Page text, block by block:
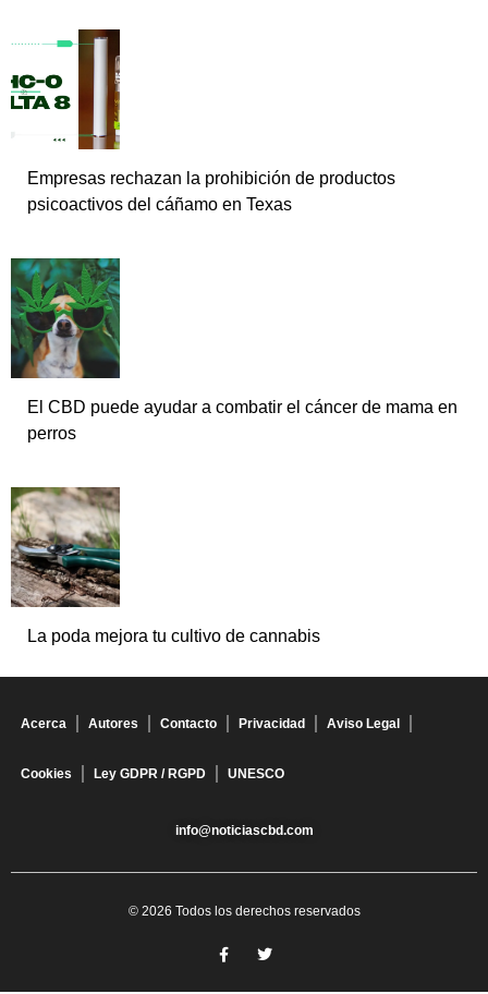
Empresas rechazan la prohibición de productos
psicoactivos del cáñamo en Texas
El CBD puede ayudar a combatir el cáncer de mama en
perros
La poda mejora tu cultivo de cannabis
Acerca Autores Contacto Privacidad Aviso Legal
Cookies Ley GDPR / RGPD UNESCO
info@noticiascbd.com
© 2026 Todos los derechos reservados